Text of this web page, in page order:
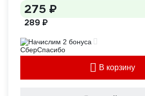
275 ₽
289 ₽
Начислим 2 бонуса
В корзину